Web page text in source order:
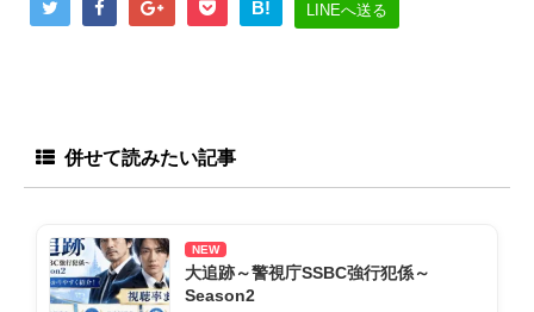
B! LINEへ送る
併せて読みたい記事
NEW
大追跡～警視庁SSBC強行犯係～
Season2